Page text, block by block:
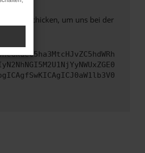
Text schicken, um uns bei der